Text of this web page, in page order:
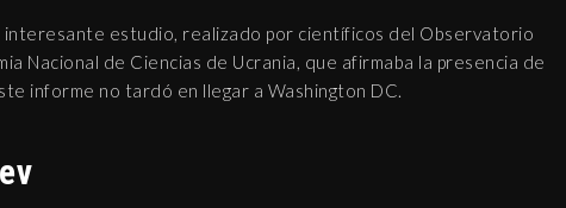
interesante estudio, realizado por científicos del Observatorio
Nacional de Ciencias de Ucrania, que afirmaba la presencia de
informe no tardó en llegar a Washington DC.